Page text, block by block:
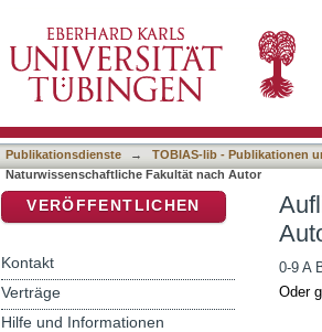
Publikationsdienste → TOBIAS-lib - Publikationen
Naturwissenschaftliche Fakultät nach Autor
0-9 A
Oder
VERÖFFENTLICHEN
Kontakt
Verträge
Hilfe und Informationen